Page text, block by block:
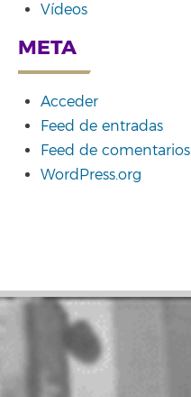
Vídeos
META
Acceder
Feed de entradas
Feed de comentarios
WordPress.org